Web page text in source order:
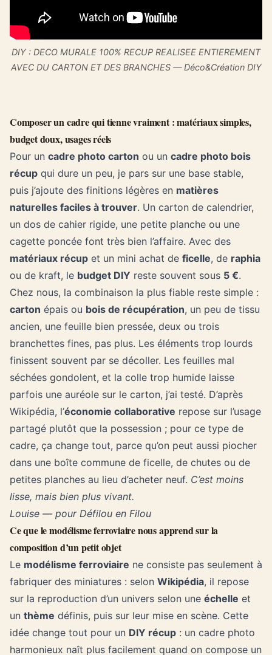
DIY : DECO MURALE 100% RECUP REALISEE ENTIEREMENT
AVEC DU CARTON ET DES BRANCHES — Déco&Création DIY
Composer un cadre qui tienne vraiment : matériaux simples,
budget doux, usages réels
Pour un cadre photo carton ou un cadre photo bois
récup qui dure un peu, je pars sur une base stable,
puis j’ajoute des finitions légères en matières
naturelles faciles à trouver. Un carton de calendrier,
un dos de cahier rigide, une petite planche ou une
cagette poncée font très bien l’affaire. Avec des
matériaux récup et un mini achat de ficelle, de raphia
ou de kraft, le budget DIY reste souvent sous 5 €.
Chez nous, la combinaison la plus fiable reste simple :
carton épais ou bois de récupération, un peu de tissu
ancien, une feuille bien pressée, deux ou trois
branchettes fines, pas plus. Les éléments trop lourds
finissent souvent par se décoller. Les feuilles mal
séchées gondolent, et la colle trop humide laisse
parfois une auréole sur le carton, j’ai testé. D’après
Wikipédia, l’économie collaborative repose sur l’usage
partagé plutôt que la possession ; pour ce type de
cadre, ça change tout, parce qu’on peut aussi piocher
dans une boîte commune de ficelle, de chutes ou de
petites planches au lieu d’acheter neuf. C’est moins
lisse, mais bien plus vivant.
Louise — pour Défilou en Filou
Ce que le modélisme ferroviaire nous apprend sur la
composition d’un petit objet
Le modélisme ferroviaire ne consiste pas seulement à
fabriquer des miniatures : selon Wikipédia, il repose
sur la reproduction d’un univers selon une échelle et
un thème définis, puis sur leur mise en scène. Cette
idée change tout pour un DIY récup : un cadre photo
harmonieux naît plus facilement quand on compose un